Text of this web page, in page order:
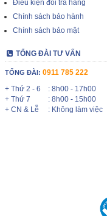
Điều kiện đổi trả hàng
Chính sách bảo hành
Chính sách bảo mật
TỔNG ĐÀI TƯ VẤN
TỔNG ĐÀI: 0911 785 222
+ Thứ 2 - 6
: 8h00 - 17h00
+ Thứ 7
: 8h00 - 15h00
+ CN & Lễ
: Không làm việc